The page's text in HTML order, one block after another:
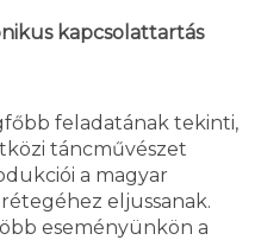
kapcsolattartás
feladatának tekinti,
táncművészet
a magyar
eljussanak.
eseményünkön a